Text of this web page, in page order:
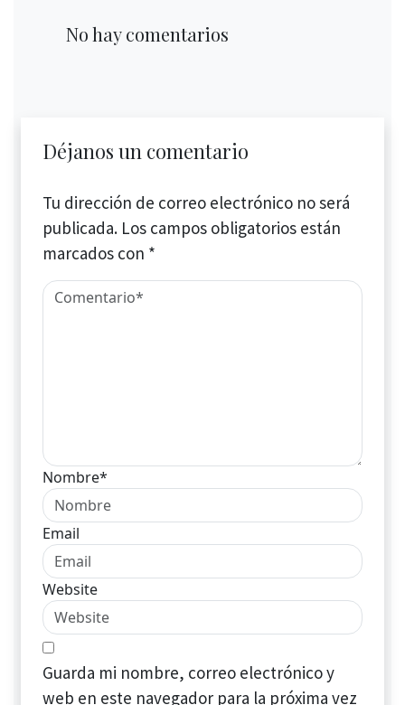
No hay comentarios
Déjanos un comentario
Tu dirección de correo electrónico no será
publicada. Los campos obligatorios están
marcados con *
Nombre*
Email
Website
Guarda mi nombre, correo electrónico y
web en este navegador para la próxima vez